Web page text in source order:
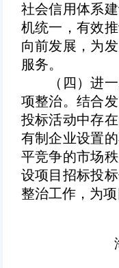
社会信用体系
机统一，有效
向前发展，为
服务。
（四）进
项整治。结合
投标活动中存
有制企业设置
平竞争的市场
设项目招标投
整治工作，为项
海